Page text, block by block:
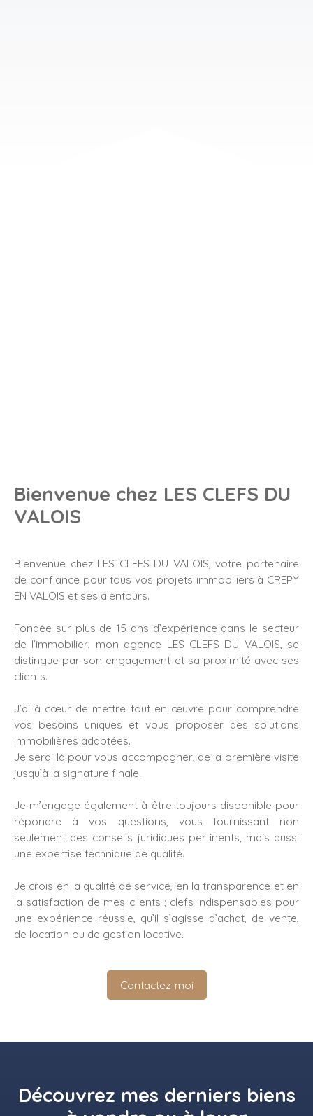
Bienvenue chez LES CLEFS DU
VALOIS
Bienvenue chez LES CLEFS DU VALOIS, votre partenaire
de confiance pour tous vos projets immobiliers à CREPY
EN VALOIS et ses alentours.
Fondée sur plus de 15 ans d’expérience dans le secteur
de l’immobilier, mon agence LES CLEFS DU VALOIS, se
distingue par son engagement et sa proximité avec ses
clients.
J’ai à cœur de mettre tout en œuvre pour comprendre
vos besoins uniques et vous proposer des solutions
immobilières adaptées.
Je serai là pour vous accompagner, de la première visite
jusqu’à la signature finale.
Je m’engage également à être toujours disponible pour
répondre à vos questions, vous fournissant non
seulement des conseils juridiques pertinents, mais aussi
une expertise technique de qualité.
Je crois en la qualité de service, en la transparence et en
la satisfaction de mes clients ; clefs indispensables pour
une expérience réussie, qu’il s’agisse d’achat, de vente,
de location ou de gestion locative.
Contactez-moi
Découvrez mes derniers biens